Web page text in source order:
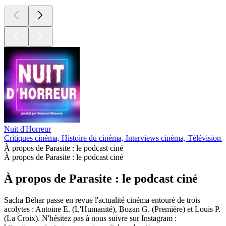
Nuit d'Horreur
Critiques cinéma, Histoire du cinéma, Interviews cinéma, Télévision
À propos de Parasite : le podcast ciné
À propos de Parasite : le podcast ciné
À propos de Parasite : le podcast ciné
Sacha Béhar passe en revue l'actualité cinéma entouré de trois
acolytes : Antoine E. (L'Humanité), Bozan G. (Première) et Louis P.
(La Croix). N'hésitez pas à nous suivre sur Instagram :